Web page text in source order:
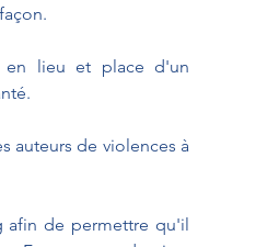
en lieu et place d'un
auteurs de violences à
afin de permettre qu'il